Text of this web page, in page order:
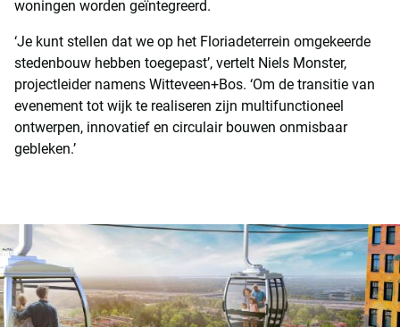
woningen worden geïntegreerd.
‘Je kunt stellen dat we op het Floriadeterrein omgekeerde
stedenbouw hebben toegepast’, vertelt Niels Monster,
projectleider namens Witteveen+Bos. ‘Om de transitie van
evenement tot wijk te realiseren zijn multifunctioneel
ontwerpen, innovatief en circulair bouwen onmisbaar
gebleken.’